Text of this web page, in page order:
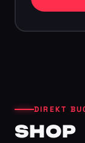
DIREKT
SHOP